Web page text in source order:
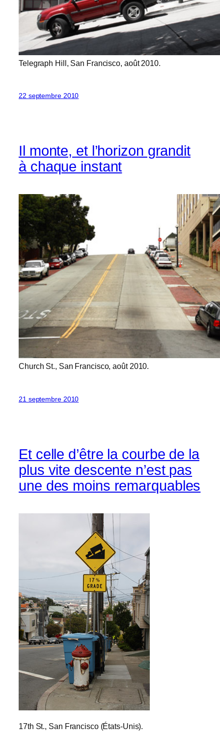
Telegraph Hill, San Francisco, août 2010.
22 septembre 2010
Il monte, et l’horizon grandit
à chaque instant
Church St., San Francisco, août 2010.
21 septembre 2010
Et celle d’être la courbe de la
plus vite descente n’est pas
une des moins remarquables
17th St., San Francisco (États-Unis).